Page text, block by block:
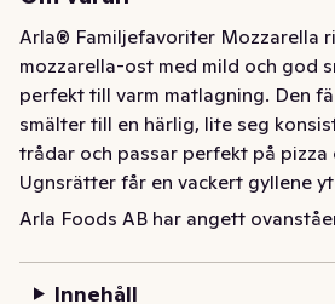
Arla® Familjefavoriter Mozzarella
mozzarella-ost med mild och god
perfekt till varm matlagning. Den
smälter till en härlig, lite seg
trådar och passar perfekt på pizza
Ugnsrätter får en vackert gyllene
Familjefavoriter Mozzarella riven
mozzarella.
Arla Foods AB har angett
Innehåll